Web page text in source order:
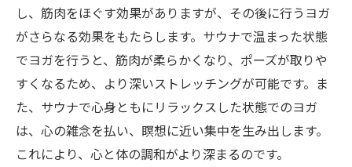
し、筋肉をほぐす効果がありますが、その後に行うヨガ
がさらなる効果をもたらします。サウナで温まった状態
でヨガを行うと、筋肉が柔らかくなり、ポーズが取りや
すくなるため、より深いストレッチングが可能です。ま
た、サウナで心身ともにリラックスした状態でのヨガ
は、心の雑念を払い、瞑想に近い集中を生み出します。
これにより、心と体の調和がより深まるのです。